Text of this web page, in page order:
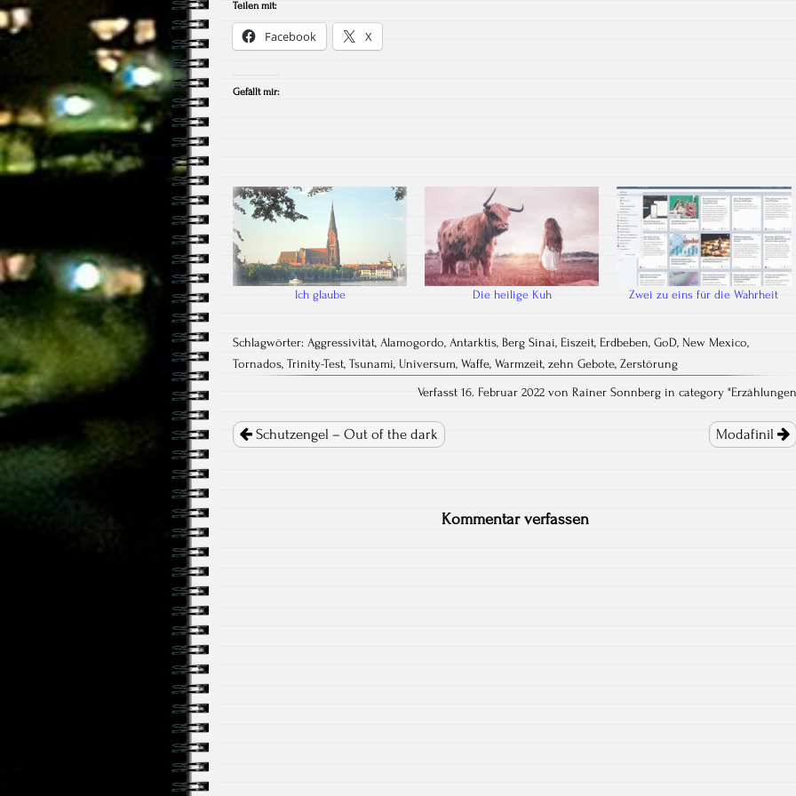
Teilen mit:
Facebook X
Gefällt mir:
Ich glaube Die heilige Kuh Zwei zu eins für die Wahrheit
Schlagwörter: Aggressivität, Alamogordo, Antarktis, Berg Sinai, Eiszeit, Erdbeben, GoD, New Mexico,
Tornados, Trinity-Test, Tsunami, Universum, Waffe, Warmzeit, zehn Gebote, Zerstörung
Verfasst 16. Februar 2022 von Rainer Sonnberg in category "
navigation
Schutzengel – Out of the dark Modafinil
Kommentar verfassen